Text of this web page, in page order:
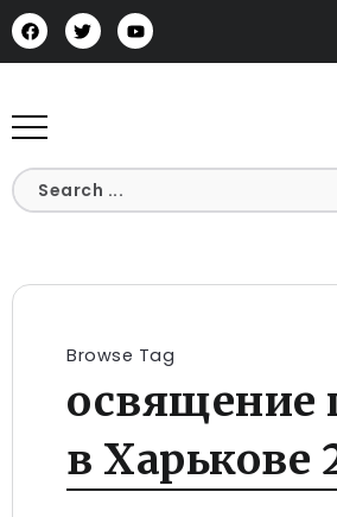
Browse Tag
освящение
в Харькове